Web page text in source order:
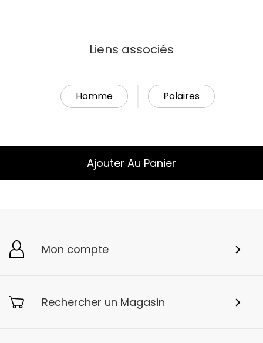
Liens associés
Homme Polaires
Ajouter Au Panier
Mon compte
Rechercher un Magasin